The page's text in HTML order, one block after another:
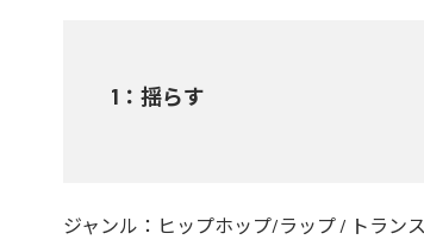
1 ： 揺らす
ジャンル： ヒップホップ/ラップ / トランス